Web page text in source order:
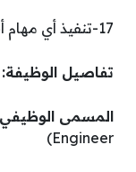
17-تنفيذ أي مهام أخرى يتم تكليفه بها من الإدارة.
تفاصيل الوظيفة:
المسمى
Engineer)